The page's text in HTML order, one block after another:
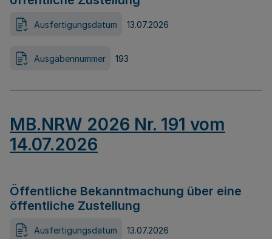
Ausfertigungsdatum 13.07.2026
Ausgabennummer 193
MB.NRW 2026 Nr. 191 vom
14.07.2026
Öffentliche Bekanntmachung über eine
öffentliche Zustellung
Ausfertigungsdatum 13.07.2026